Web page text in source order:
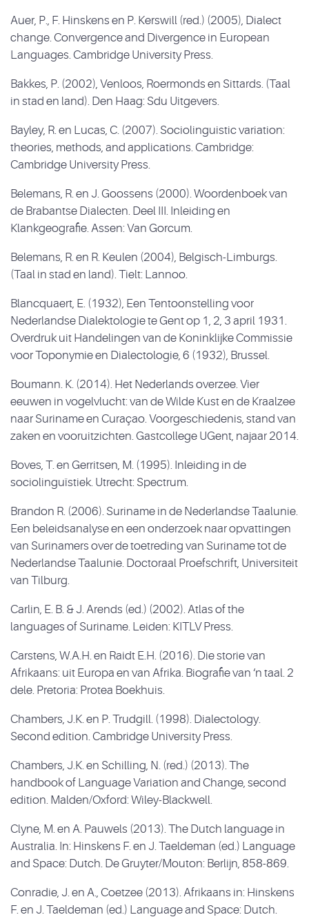
Auer, P., F. Hinskens en P. Kerswill (red.) (2005), Dialect
change. Convergence and Divergence in European
Languages. Cambridge University Press.
Bakkes, P. (2002), Venloos, Roermonds en Sittards. (Taal
in stad en land). Den Haag: Sdu Uitgevers.
Bayley, R. en Lucas, C. (2007). Sociolinguistic variation:
theories, methods, and applications. Cambridge:
Cambridge University Press.
Belemans, R. en J. Goossens (2000). Woordenboek van
de Brabantse Dialecten. Deel III. Inleiding en
Klankgeografie. Assen: Van Gorcum.
Belemans, R. en R. Keulen (2004), Belgisch-Limburgs.
(Taal in stad en land). Tielt: Lannoo.
Blancquaert, E. (1932), Een Tentoonstelling voor
Nederlandse Dialektologie te Gent op 1, 2, 3 april 1931.
Overdruk uit Handelingen van de Koninklijke Commissie
voor Toponymie en Dialectologie, 6 (1932), Brussel.
Boumann. K. (2014). Het Nederlands overzee. Vier
eeuwen in vogelvlucht: van de Wilde Kust en de Kraalzee
naar Suriname en Curaçao. Voorgeschiedenis, stand van
zaken en vooruitzichten. Gastcollege UGent, najaar 2014.
Boves, T. en Gerritsen, M. (1995). Inleiding in de
sociolinguïstiek. Utrecht: Spectrum.
Brandon R. (2006). Suriname in de Nederlandse Taalunie.
Een beleidsanalyse en een onderzoek naar opvattingen
van Surinamers over de toetreding van Suriname tot de
Nederlandse Taalunie. Doctoraal Proefschrift, Universiteit
van Tilburg.
Carlin, E. B. & J. Arends (ed.) (2002). Atlas of the
languages of Suriname. Leiden: KITLV Press.
Carstens, W.A.H. en Raidt E.H. (2016). Die storie van
Afrikaans: uit Europa en van Afrika. Biografie van ‘n taal. 2
dele. Pretoria: Protea Boekhuis.
Chambers, J.K. en P. Trudgill. (1998). Dialectology.
Second edition. Cambridge University Press.
Chambers, J.K. en Schilling, N. (red.) (2013). The
handbook of Language Variation and Change, second
edition. Malden/Oxford: Wiley-Blackwell.
Clyne, M. en A. Pauwels (2013). The Dutch language in
Australia. In: Hinskens F. en J. Taeldeman (ed.) Language
and Space: Dutch. De Gruyter/Mouton: Berlijn, 858-869.
Conradie, J. en A., Coetzee (2013). Afrikaans in: Hinskens
F. en J. Taeldeman (ed.) Language and Space: Dutch.